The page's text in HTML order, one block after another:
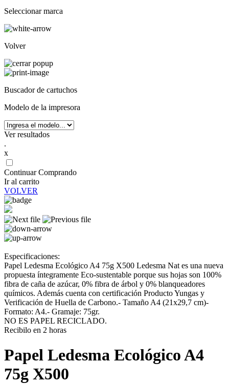
Seleccionar marca
Volver
Buscador de cartuchos
Modelo de la impresora
Ver resultados
.
x
Continuar Comprando
Ir al carrito
VOLVER
Especificaciones:
Papel Ledesma Ecológico A4 75g X500 Ledesma Nat es una nueva
propuesta íntegramente Eco-sustentable porque sus hojas son 100%
fibra de caña de azúcar, 0% fibra de árbol y 0% blanqueadores
químicos. Además cuenta con certificación Producto Yungas y
Verificación de Huella de Carbono.- Tamaño A4 (21x29,7 cm)-
Formato: A4.- Gramaje: 75gr.
NO ES PAPEL RECICLADO.
Recibilo en 2 horas
Papel Ledesma Ecológico A4
75g X500